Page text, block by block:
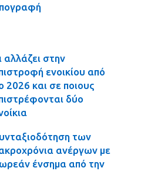
αλλάζει στην
ενοικίου από
2026 και σε ποιους
δύο
των
ανέργων με
ένσημα από την